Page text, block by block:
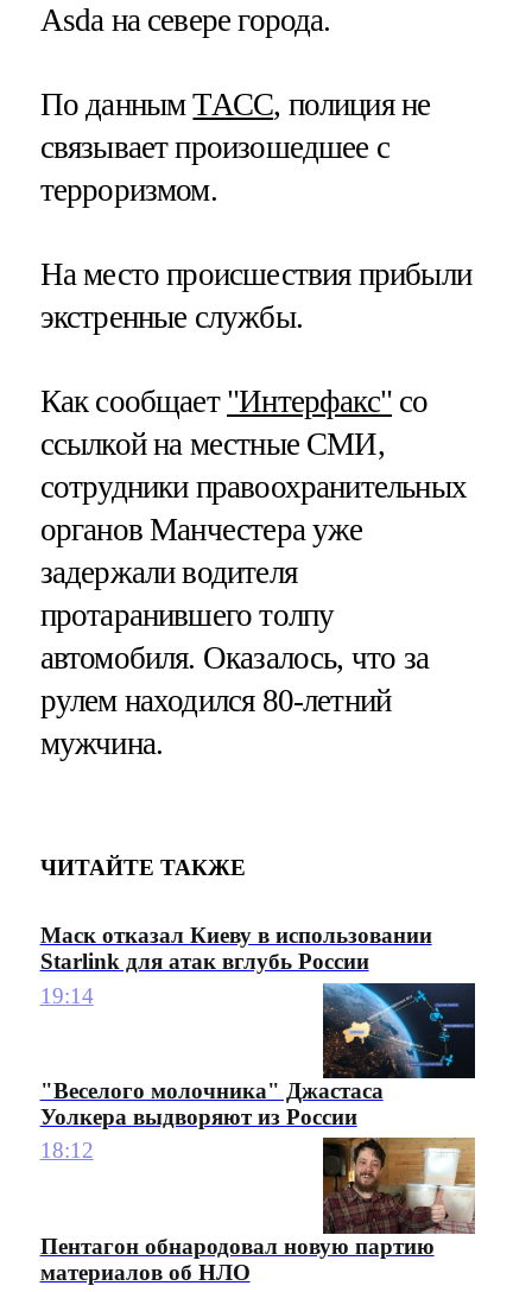
Asda на севере города.
По даннымТАСС, полиция не
связывает произошедшее с
терроризмом.
На место происшествия прибыли
экстренные службы.
Как сообщает "Интерфакс" со
ссылкой на местные СМИ,
сотрудники правоохранительных
органов Манчестера уже
задержали водителя
протаранившего толпу
автомобиля. Оказалось, что за
рулем находился 80-летний
мужчина.
ЧИТАЙТЕ ТАКЖЕ
Маск отказал Киеву в использовании
Starlink для атак вглубь России
19:14
"Веселого молочника" Джастаса
Уолкера выдворяют из России
18:12
Пентагон обнародовал новую партию
материалов об НЛО